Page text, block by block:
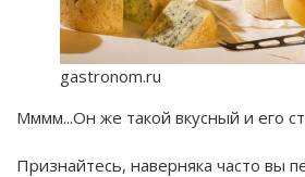
gastronom.ru
Мммм...Он же такой вкусный и его
Признайтесь, наверняка часто вы